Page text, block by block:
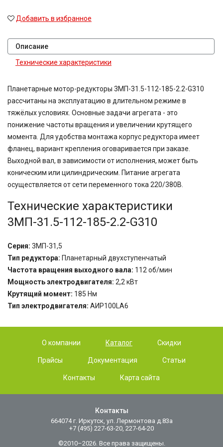
Добавить в избранное
Описание
Технические характеристики
Планетарные мотор-редукторы 3МП-31.5-112-185-2.2-G310
рассчитаны на эксплуатацию в длительном режиме в
тяжёлых условиях. Основные задачи агрегата - это
понижение частоты вращения и увеличении крутящего
момента. Для удобства монтажа корпус редуктора имеет
фланец, вариант крепления оговаривается при заказе.
Выходной вал, в зависимости от исполнения, может быть
коническим или цилиндрическим. Питание агрегата
осуществляется от сети переменного тока 220/380В.
Технические характеристики
3МП-31.5-112-185-2.2-G310
Серия: 3МП-31,5
Тип редуктора: Планетарный двухступенчатый
Частота вращения выходного вала: 112 об/мин
Мощность электродвигателя: 2,2 кВт
Крутящий момент: 185 Нм
Тип электродвигателя: АИР100LА6
О компании Каталог Скидки
Прайсы Документация Статьи
Контакты Карта сайта
Контакты
664074 г. Иркутск, ул. Лермонтова д.83а
+7 (495) 227-63-20, 227-64-20
©2010–2026. Все права защищены.